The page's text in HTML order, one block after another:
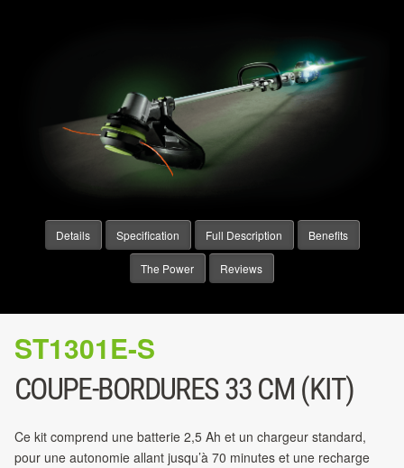
Details Specification Full Description Benefits
The Power Reviews
ST1301E-S
COUPE-BORDURES 33 CM (KIT)
Ce kit comprend une batterie 2,5 Ah et un chargeur standard,
pour une autonomie allant jusqu’à 70 minutes et une recharge